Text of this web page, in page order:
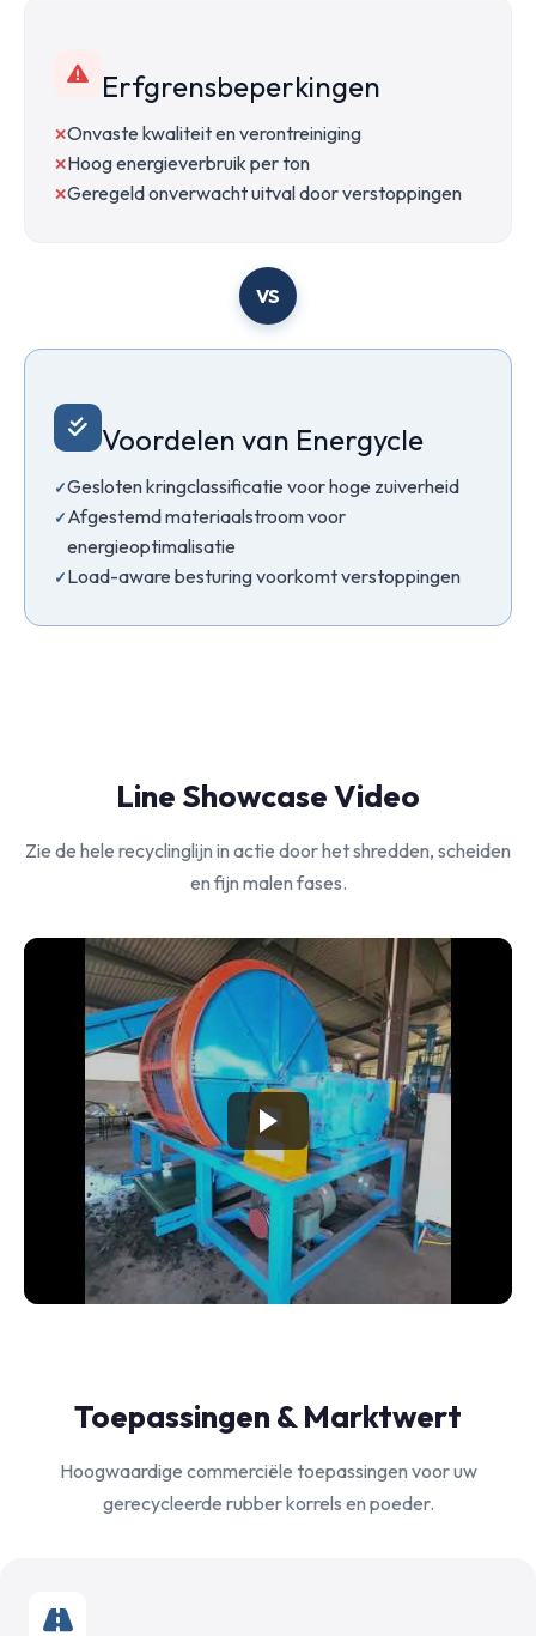
Erfgrensbeperkingen
Onvaste kwaliteit en verontreiniging
Hoog energieverbruik per ton
Geregeld onverwacht uitval door verstoppingen
VS
Voordelen van Energycle
Gesloten kringclassificatie voor hoge zuiverheid
Afgestemd materiaalstroom voor
energieoptimalisatie
Load-aware besturing voorkomt verstoppingen
Line Showcase Video
Zie de hele recyclinglijn in actie door het shredden, scheiden
en fijn malen fases.
Toepassingen & Marktwert
Hoogwaardige commerciële toepassingen voor uw
gerecycleerde rubber korrels en poeder.